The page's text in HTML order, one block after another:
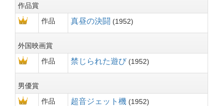
作品賞
作品
真昼の決闘 1952
外国映画賞
作品
禁じられた遊び 1952
男優賞
作品
超音ジェット機 1952